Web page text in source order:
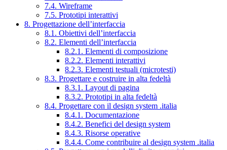
7.4. Wireframe
7.5. Prototipi interattivi
8. Progettazione dell’interfaccia
8.1. Obiettivi dell’interfaccia
8.2. Elementi dell’interfaccia
8.2.1. Elementi di composizione
8.2.2. Elementi interattivi
8.2.3. Elementi testuali (microtesti)
8.3. Progettare e costruire in alta fedeltà
8.3.1. Layout di pagina
8.3.2. Prototipi in alta fedeltà
8.4. Progettare con il design system .italia
8.4.1. Documentazione
8.4.2. Benefici del design system
8.4.3. Risorse operative
8.4.4. Come contribuire al design system .italia